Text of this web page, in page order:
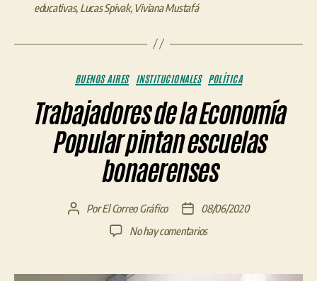
educativas, Lucas Spivak, Viviana Mustafá
Categorías
BUENOS AIRES INSTITUCIONALES POLÍTICA
Trabajadores de la Economía
Popular pintan escuelas
bonaerenses
AutorPorEl Correo Gráfico
Fecha
de
08/06/2020
No hay comentariosen